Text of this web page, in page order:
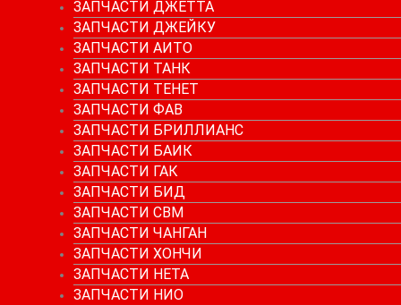
ЗАПЧАСТИ ДЖЕТТА
ЗАПЧАСТИ ДЖЕЙКУ
ЗАПЧАСТИ АИТО
ЗАПЧАСТИ ТАНК
ЗАПЧАСТИ ТЕНЕТ
ЗАПЧАСТИ ФАВ
ЗАПЧАСТИ БРИЛЛИАНС
ЗАПЧАСТИ БАИК
ЗАПЧАСТИ ГАК
ЗАПЧАСТИ БИД
ЗАПЧАСТИ СВМ
ЗАПЧАСТИ ЧАНГАН
ЗАПЧАСТИ ХОНЧИ
ЗАПЧАСТИ НЕТА
ЗАПЧАСТИ НИО